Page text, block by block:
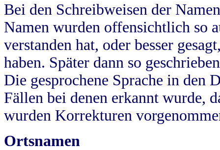
Bei den Schreibweisen der
Namen wurden offensichtlich so
verstanden hat, oder besser
haben. Später dann so
Die gesprochene Sprache in
Fällen bei denen erkannt wurde,
wurden Korrekturen
Ortsnamen